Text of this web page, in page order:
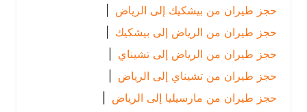
حجز طيران من بيشكيك إلى الرياض
|
حجز طيران من الرياض إلى بيشكيك |
حجز طيران من الرياض إلى تشيناي |
حجز طيران من تشيناي إلى الرياض
|
حجز طيران من مارسيليا إلى الرياض
|